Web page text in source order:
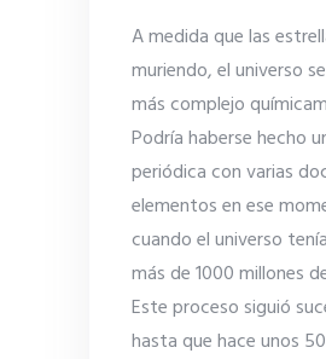
A medida que las
muriendo, el universo
más complejo
Podría haberse hecho
periódica con varias
elementos en ese
cuando el universo
más de 1000 millones
Este proceso siguió
hasta que hace unos